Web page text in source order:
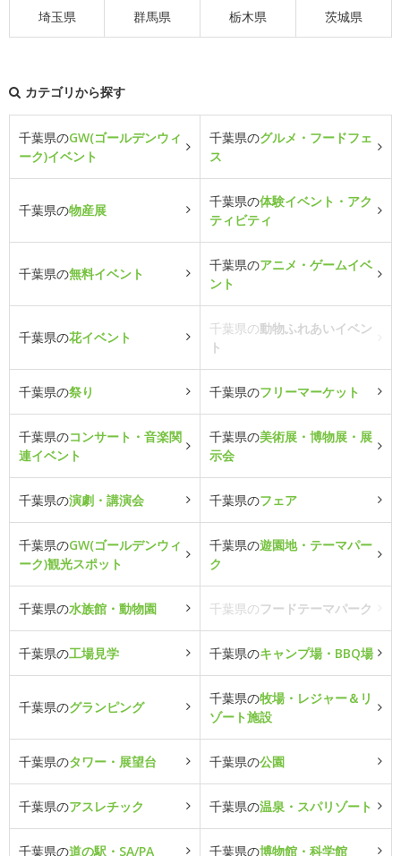
埼玉県 群馬県 栃木県 茨城県
カテゴリから探す
千葉県のGW(ゴールデンウィ
ーク)イベント
千葉県のグルメ・フードフェ
ス
千葉県の物産展
千葉県の体験イベント・アク
ティビティ
千葉県の無料イベント
千葉県のアニメ・ゲームイベ
ント
千葉県の花イベント
千葉県の動物ふれあいイベン
ト
千葉県の祭り 千葉県のフリーマーケット
千葉県のコンサート・音楽関
連イベント
千葉県の美術展・博物展・展
示会
千葉県の演劇・講演会 千葉県のフェア
千葉県のGW(ゴールデンウィ
ーク)観光スポット
千葉県の遊園地・テーマパー
ク
千葉県の水族館・動物園 千葉県のフードテーマパーク
千葉県の工場見学 千葉県のキャンプ場・BBQ場
千葉県のグランピング
千葉県の牧場・レジャー＆リ
ゾート施設
千葉県のタワー・展望台 千葉県の公園
千葉県のアスレチック 千葉県の温泉・スパリゾート
千葉県の道の駅・SA/PA 千葉県の博物館・科学館